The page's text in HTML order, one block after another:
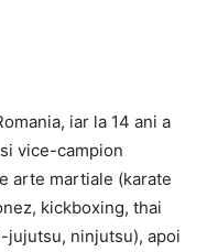
iar la 14 ani a
vice-campion
arte martiale (karate
kickboxing, thai
jujutsu, ninjutsu), apoi